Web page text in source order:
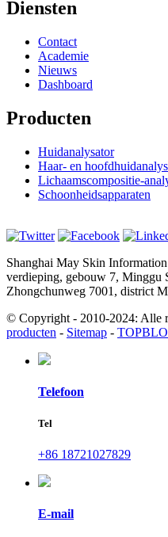
Diensten
Contact
Academie
Nieuws
Dashboard
Producten
Huidanalysator
Haar- en
Lichaamscompositie-
Schoonheidsapparaten
Shanghai May Skin
verdieping, gebouw 7, Minggu
Zhongchunweg 7001, district
© Copyright - 2010-2024: Alle
producten - Sitemap -
Telefoon
Tel
+86 18721027829
E-mail